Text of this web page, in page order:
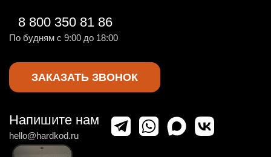
8 800 350 81 86
По будням с 9:00 до 18:00
ЗАКАЗАТЬ ЗВОНОК
Напишите нам
hello@hardkod.ru